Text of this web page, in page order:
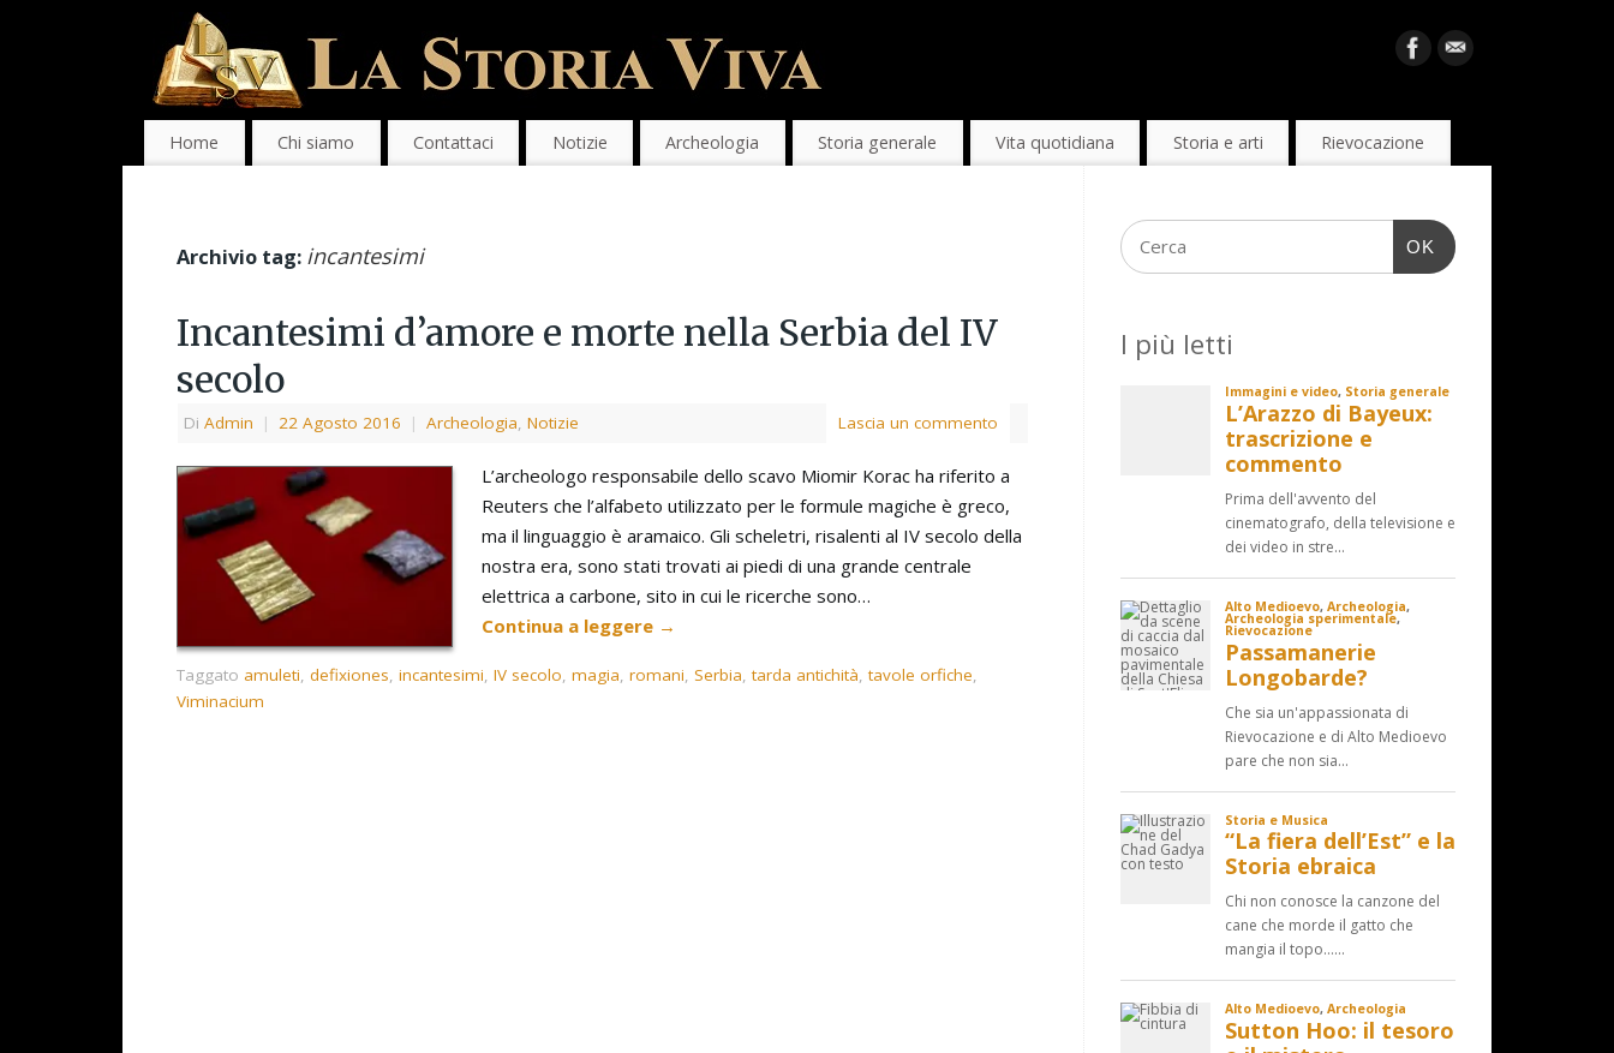
Home Chi siamo Contattaci Notizie Archeologia Storia generale Vita quotidiana Storia e arti Rievocazione
Archivio tag: incantesimi
Incantesimi d’amore e morte nella Serbia del IV
secolo
Di Admin | 22 Agosto 2016 | Archeologia, Notizie Lascia un commento
L’archeologo responsabile dello scavo Miomir Korac ha riferito a
Reuters che l’alfabeto utilizzato per le formule magiche è greco,
ma il linguaggio è aramaico. Gli scheletri, risalenti al IV secolo della
nostra era, sono stati trovati ai piedi di una grande centrale
elettrica a carbone, sito in cui le ricerche sono…
Continua a leggere →
Taggato amuleti, defixiones, incantesimi, IV secolo, magia, romani, Serbia, tarda antichità, tavole orfiche,
Viminacium
OK
I più letti